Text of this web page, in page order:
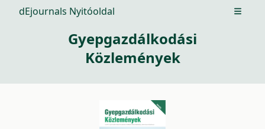
dEjournals Nyitóoldal Open
Gyepgazdálkodási
Közlemények